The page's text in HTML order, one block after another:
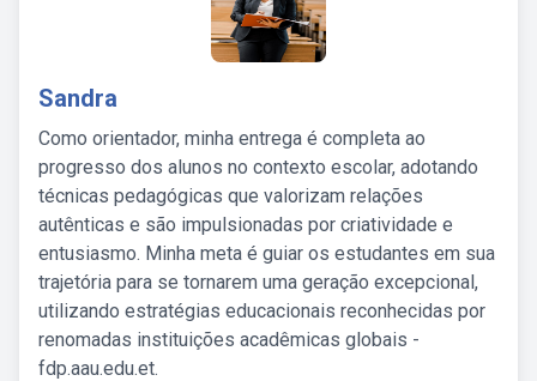
Sandra
Como orientador, minha entrega é completa ao
progresso dos alunos no contexto escolar, adotando
técnicas pedagógicas que valorizam relações
autênticas e são impulsionadas por criatividade e
entusiasmo. Minha meta é guiar os estudantes em sua
trajetória para se tornarem uma geração excepcional,
utilizando estratégias educacionais reconhecidas por
renomadas instituições acadêmicas globais -
fdp.aau.edu.et.